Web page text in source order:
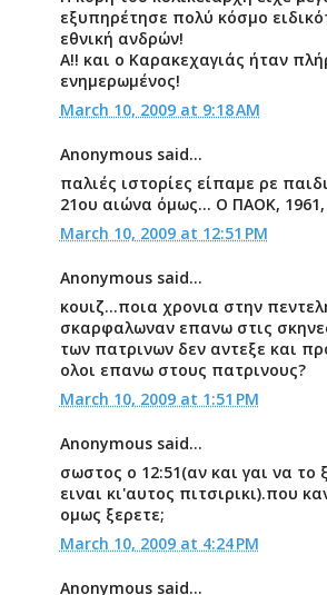
εξυπηρέτησε πολύ κόσμο
εθνική ανδρών!
Α!! και ο Καρακεχαγιάς ήταν
ενημερωμένος!
March 10, 2009 at 9:18 AM
Anonymous said...
παλιές ιστορίες είπαμε ρε
21ου αιώνα όμως... Ο ΠΑΟΚ,
March 10, 2009 at 12:51 PM
Anonymous said...
κουιζ...ποια χρονια στην
σκαρφαλωναν επανω στις
των πατρινων δεν αντεξε και
ολοι επανω στους πατρινους?
March 10, 2009 at 1:51 PM
Anonymous said...
σωστος ο 12:51(αν και γαι να το
ειναι κι'αυτος πιτσιρικι).που
ομως ξερετε;
March 10, 2009 at 4:24 PM
Anonymous said...